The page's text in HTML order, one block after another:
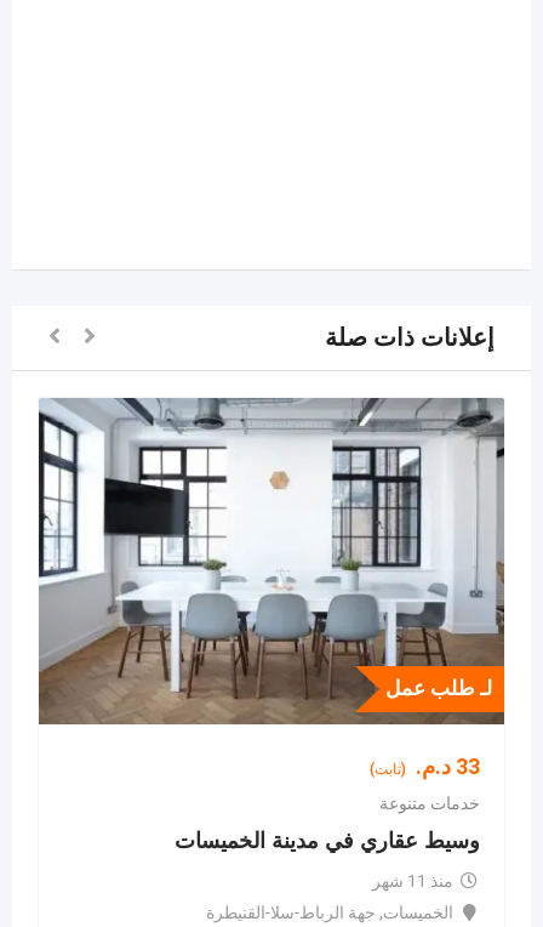
إعلانات ذات صلة
لـ طلب عمل
33 د.م. (ثابت)
خدمات متنوعة
وسيط عقاري في مدينة الخميسات
منذ 11 شهر
الخميسات, جهة الرباط-سلا-القنيطرة